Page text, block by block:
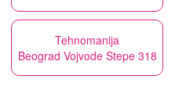
Tehnomanija
Beograd Vojvode Stepe 318